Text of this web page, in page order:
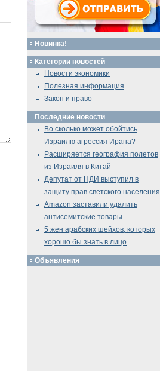
Новинка!
Категории новостей
Новости экономики
Полезная информация
Закон и право
Последние новости
Во сколько может обойтись
Израилю агрессия Ирана?
Расширяется география полетов
из Израиля в Китай
Депутат от НДИ выступил в
защиту прав светского населения
Amazon заставили удалить
антисемитские товары
5 жен арабских шейхов, которых
хорошо бы знать в лицо
Объявления